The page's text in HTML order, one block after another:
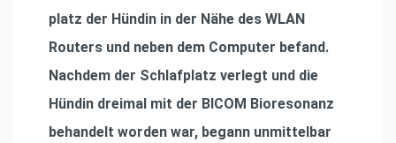
platz der Hündin in der Nähe des WLAN
Routers und neben dem Computer befand.
Nachdem der Schlafplatz verlegt und die
Hündin dreimal mit der BICOM Bioresonanz
behandelt worden war, begann unmittelbar